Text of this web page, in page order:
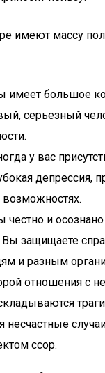
имеют массу
имеет большое
серьезный
у вас
депрессия,
честно и осознано
защищаете
и разным
отношения с
несчастные
ссор.